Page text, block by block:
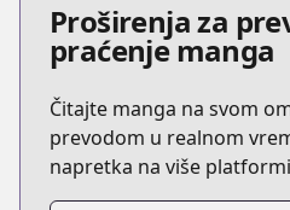
Proširenja za
praćenje manga
Čitajte manga na svom
prevodom u realnom
napretka na više